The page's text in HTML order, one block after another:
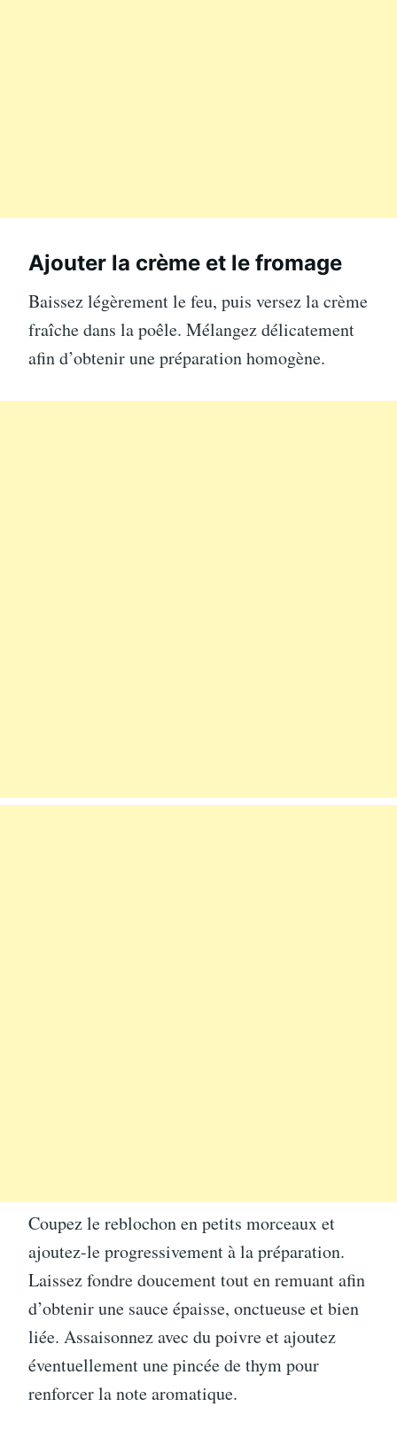
Ajouter la crème et le fromage
Baissez légèrement le feu, puis versez la crème
fraîche dans la poêle. Mélangez délicatement
afin d’obtenir une préparation homogène.
Coupez le reblochon en petits morceaux et
ajoutez-le progressivement à la préparation.
Laissez fondre doucement tout en remuant afin
d’obtenir une sauce épaisse, onctueuse et bien
liée. Assaisonnez avec du poivre et ajoutez
éventuellement une pincée de thym pour
renforcer la note aromatique.